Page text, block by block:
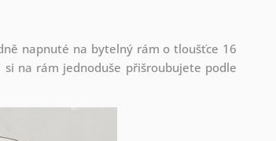
napnuté na bytelný rám o tloušťce 16
na rám jednoduše přišroubujete podle